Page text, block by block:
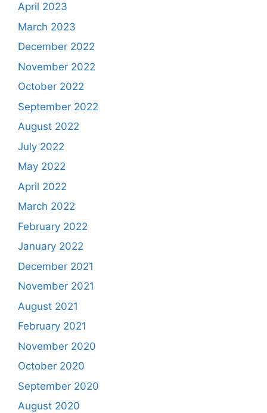
April 2023
March 2023
December 2022
November 2022
October 2022
September 2022
August 2022
July 2022
May 2022
April 2022
March 2022
February 2022
January 2022
December 2021
November 2021
August 2021
February 2021
November 2020
October 2020
September 2020
August 2020